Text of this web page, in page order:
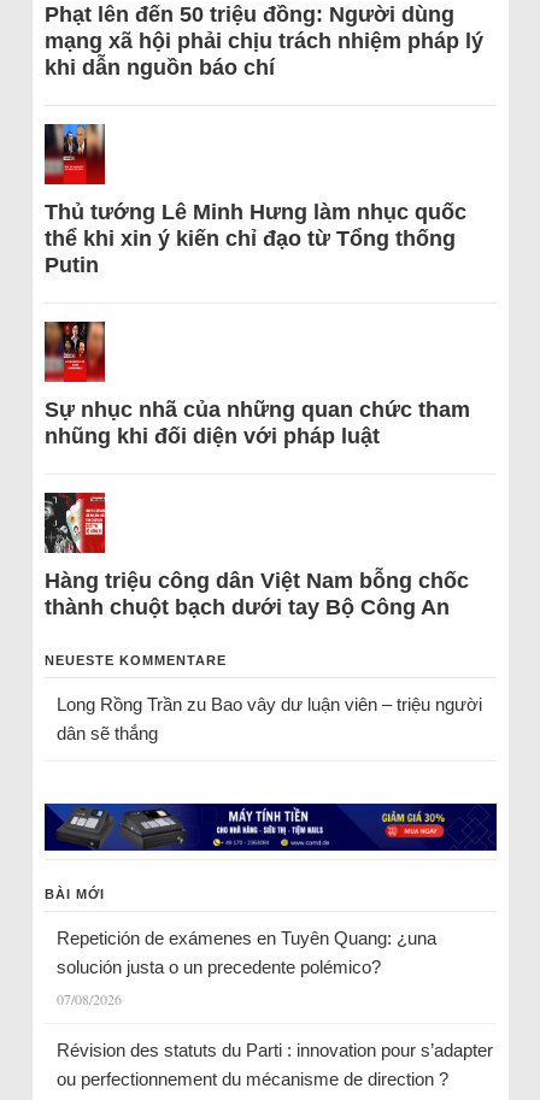
Phạt lên đến 50 triệu đồng: Người dùng
mạng xã hội phải chịu trách nhiệm pháp lý
khi dẫn nguồn báo chí
Thủ tướng Lê Minh Hưng làm nhục quốc
thể khi xin ý kiến chỉ đạo từ Tổng thống
Putin
Sự nhục nhã của những quan chức tham
nhũng khi đối diện với pháp luật
Hàng triệu công dân Việt Nam bỗng chốc
thành chuột bạch dưới tay Bộ Công An
NEUESTE KOMMENTARE
Long Rồng Trầnzu Bao vây dư luận viên – triệu người
dân sẽ thắng
BÀI MỚI
Repetición de exámenes en Tuyên Quang: ¿una
solución justa o un precedente polémico?
07/08/2026
Révision des statuts du Parti : innovation pour s’adapter
ou perfectionnement du mécanisme de direction ?